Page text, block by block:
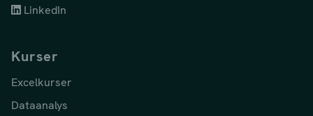
LinkedIn
Kurser
Excelkurser
Dataanalys